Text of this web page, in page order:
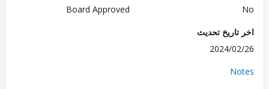
Board Approved
تحديث
2024/